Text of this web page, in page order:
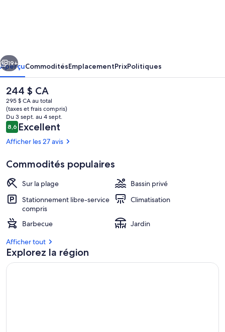
Blas
Only
Adults
Suivant
19+
AperçuCommoditésEmplacementPrixPolitiques
Le
prix
actuel
est
de 244 $ CA
244 $ CA
295 $ CA au total
(taxes et frais compris)
Du 3 sept. au 4 sept.
Avis
8,68,6 sur 10 –
Excellent
Afficher les 27 avis
Commodités populaires
Sur la plage
Bassin privé
Stationnement libre-service
compris
Climatisation
Barbecue
Jardin
Afficher tout
Explorez la région